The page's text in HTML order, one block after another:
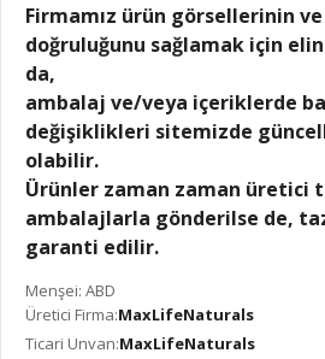
Firmamız ürün görsellerinin
doğruluğunu sağlamak için
da,
ambalaj ve/veya içeriklerde
değişiklikleri sitemizde
olabilir.
Ürünler zaman zaman üretici
ambalajlarla gönderilse de,
garanti edilir.
Menşei: ABD
Üretici Firma:MaxLifeNaturals
Ticari Unvan:MaxLifeNaturals